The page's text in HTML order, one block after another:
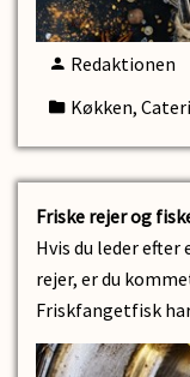
Redaktionen
Køkken,
Friske rejer og
Hvis du leder
rejer, er du
Friskfangetfisk